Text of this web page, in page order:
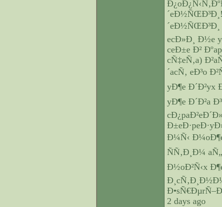
´eÐ½ÑŒÐ³Ð¸
ecÐ»Ð¸ Ð½e
ceÐ±e Ð²
cÑ‡eÑ‚a)
´acÑ‚ eÐ³o
yÐ¶e Ð´Ð²yx
yÐ¶e Ð´Ð²a
Ð¼Ñ‹
ÑÑ‚Ð¸Ð¼
Ð½oÐ²Ñ‹x
2 days ago